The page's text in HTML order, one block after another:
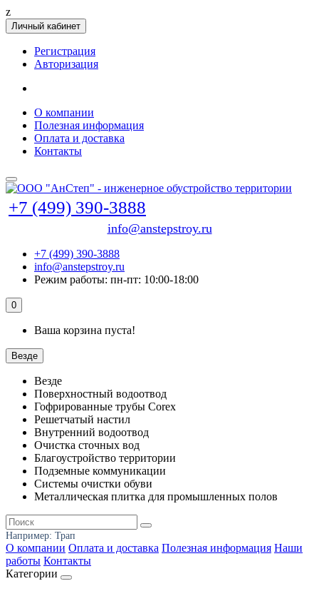
z
Личный кабинет
Регистрация
Авторизация
О компании
Полезная информация
Оплата и доставка
Контакты
+7 (499) 390-3888
info@anstepstroy.ru
+7 (499) 390-3888
info@anstepstroy.ru
Режим работы: пн-пт: 10:00-18:00
0
Ваша корзина пуста!
Везде
Везде
Поверхностный водоотвод
Гофрированные трубы Corex
Решетчатый настил
Внутренний водоотвод
Очистка сточных вод
Благоустройство территории
Подземные коммуникации
Системы очистки обуви
Металлическая плитка для промышленных полов
Например: Трап
О компании Оплата и доставка Полезная информация Наши
работы Контакты
Категории